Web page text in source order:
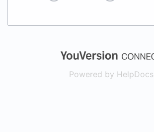
Powered by HelpDocs